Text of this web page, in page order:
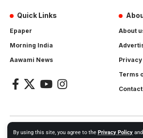
By using this site, you agree to the Privacy Policy and
Quick Links
Epaper
Morning India
Aawami News
About
Terms
2024- All Rights Reserved.Live 7 tv.